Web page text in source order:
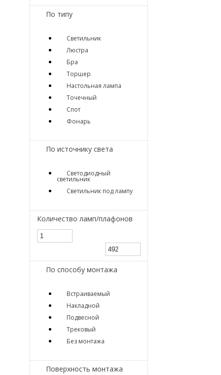
По типу
Светильник
Люстра
Бра
Торшер
Настольная лампа
Точечный
Спот
Фонарь
По источнику света
Светодиодный
светильник
Светильник под лампу
Количество ламп/плафонов
По способу монтажа
Встраиваемый
Накладной
Подвесной
Трековый
Без монтажа
Поверхность монтажа